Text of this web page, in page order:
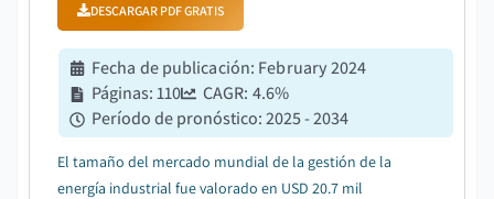
DESCARGAR PDF GRATIS
Fecha de publicación: February 2024
Páginas:110 CAGR: 4.6%
Período de pronóstico:2025 - 2034
El tamaño del mercado mundial de la gestión de la
energía industrial fue valorado en USD 20.7 mil